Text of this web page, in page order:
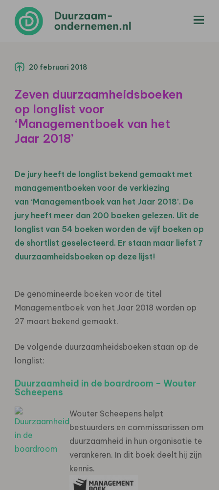
20 februari 2018
Zeven duurzaamheidsboeken
op longlist voor
‘Managementboek van het
Jaar 2018’
De jury heeft de longlist bekend gemaakt met
managementboeken voor de verkiezing
van ‘Managementboek van het Jaar 2018’. De
jury heeft meer dan 200 boeken gelezen. Uit de
longlist van 54 boeken worden de vijf boeken op
de shortlist geselecteerd. Er staan maar liefst 7
duurzaamheidsboeken op deze lijst!
De genomineerde boeken voor de titel
Managementboek van het Jaar 2018 worden op
27 maart bekend gemaakt.
De volgende duurzaamheidsboeken staan op de
longlist:
Duurzaamheid in de boardroom – Wouter
Scheepens
Wouter Scheepens helpt
bestuurders en commissarissen om
duurzaamheid in hun organisatie te
verankeren. In dit boek deelt hij zijn
kennis.